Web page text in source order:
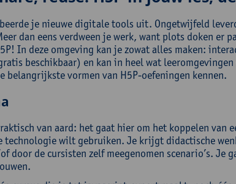
je nieuwe digitale tools uit. Ongetwijfeld
dan eens verdween je werk, want plots doken
In deze omgeving kan je zowat alles maken:
beschikbaar) en kan in heel wat
belangrijkste vormen van H5P-oefeningen kennen.
van aard: het gaat hier om het koppelen van
technologie wilt gebruiken. Je krijgt didactische
door de cursisten zelf meegenomen scenario’s. Je